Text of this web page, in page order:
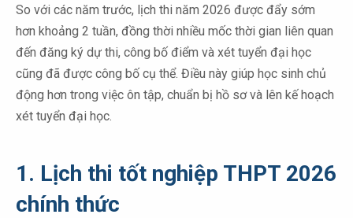
So với các năm trước, lịch thi năm 2026 được đẩy sớm
hơn khoảng 2 tuần, đồng thời nhiều mốc thời gian liên quan
đến đăng ký dự thi, công bố điểm và xét tuyển đại học
cũng đã được công bố cụ thể. Điều này giúp học sinh chủ
động hơn trong việc ôn tập, chuẩn bị hồ sơ và lên kế hoạch
xét tuyển đại học.
1. Lịch thi tốt nghiệp THPT 2026
chính thức